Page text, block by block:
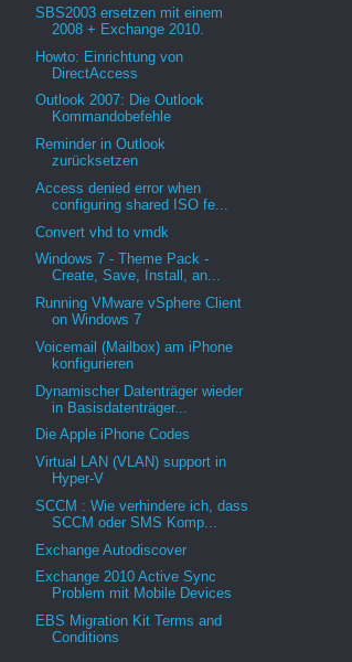
SBS2003 ersetzen mit einem
2008 + Exchange 2010.
Howto: Einrichtung von
DirectAccess
Outlook 2007: Die Outlook
Kommandobefehle
Reminder in Outlook
zurücksetzen
Access denied error when
configuring shared ISO fe...
Convert vhd to vmdk
Windows 7 - Theme Pack -
Create, Save, Install, an...
Running VMware vSphere Client
on Windows 7
Voicemail (Mailbox) am iPhone
konfigurieren
Dynamischer Datenträger wieder
in Basisdatenträger...
Die Apple iPhone Codes
Virtual LAN (VLAN) support in
Hyper-V
SCCM : Wie verhindere ich, dass
SCCM oder SMS Komp...
Exchange Autodiscover
Exchange 2010 Active Sync
Problem mit Mobile Devices
EBS Migration Kit Terms and
Conditions